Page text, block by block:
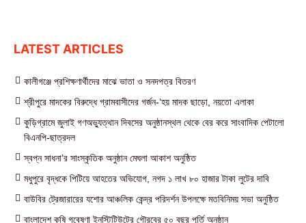
LATEST ARTICLES
কালীগঞ্জে প্রশিক্ষণার্থীদের মাঝে ভাতা ও সনদপত্র বিতরণ
শ্রীপুরে মাদকের বিরুদ্ধে গ্রামবাসীদের গর্জন-‘হয় মাদক ছাড়ো, নয়তো এলাকা
কুড়িগ্রামে জুলাই গণঅভ্যুত্থান দিবসের অনুষ্ঠানস্থল থেকে বের করে সাংবাদিক পেটালো
বিএনপি-ছাত্রদল
স্বপ্ন সাধনা’র সাংস্কৃতিক অনুষ্ঠান মেঘলা আকাশ অনুষ্ঠিত
মধুপুরে বৃদ্ধকে পিটিয়ে আহতের অভিযোগ, নগদ ১ লাখ ৮০ হাজার টাকা লুটের দাবি
বাউবির ট্রেজারারের যশোর আঞ্চলিক কেন্দ্র পরিদর্শন উপলক্ষে মতবিনিময় সভা অনুষ্ঠিত
বাংলাদেশ কৃষি গবেষণা ইনস্টিটিউটের গৌরবের ৫০ বছর পূর্তি অনুষ্ঠান